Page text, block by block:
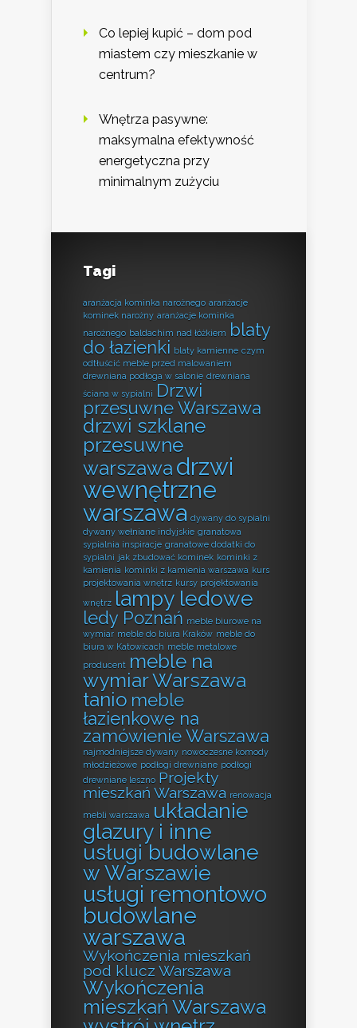
Co lepiej kupić – dom pod
miastem czy mieszkanie w
centrum?
Wnętrza pasywne:
maksymalna efektywność
energetyczna przy
minimalnym zużyciu
Tagi
aranżacja kominka narożnego aranżacje
kominek narożny aranżacje kominka
narożnego baldachim nad łóżkiem
blaty
do łazienki blaty kamienne czym
odtłuścić meble przed malowaniem
drewniana podłoga w salonie drewniana
ściana w sypialni Drzwi
przesuwne Warszawa
drzwi szklane
przesuwne
warszawa drzwi
wewnętrzne
warszawa dywany do sypialni
dywany wełniane indyjskie granatowa
sypialnia inspiracje granatowe dodatki do
sypialni jak zbudować kominek kominki z
kamienia kominki z kamienia warszawa kurs
projektowania wnętrz kursy projektowania
wnętrz lampy ledowe
ledy Poznań meble biurowe na
wymiar meble do biura Kraków meble do
biura w Katowicach meble metalowe
producent meble na
wymiar Warszawa
tanio meble
łazienkowe na
zamówienie Warszawa
najmodniejsze dywany nowoczesne komody
młodzieżowe podłogi drewniane podłogi
drewniane leszno Projekty
mieszkań Warszawa renowacja
mebli warszawa układanie
glazury i inne
usługi budowlane
w Warszawie
usługi remontowo
budowlane
warszawa
Wykończenia mieszkań
pod klucz Warszawa
Wykończenia
mieszkań Warszawa